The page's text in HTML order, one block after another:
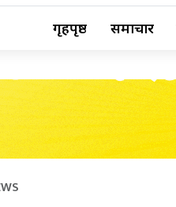
गृहपृष्ठ समाचार